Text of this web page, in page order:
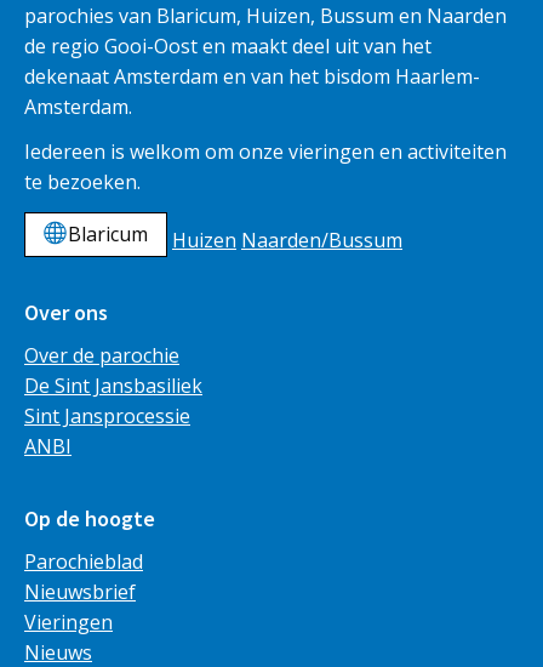
parochies van Blaricum, Huizen, Bussum en Naarden
de regio Gooi-Oost en maakt deel uit van het
dekenaat Amsterdam en van het bisdom Haarlem-
Amsterdam.
Iedereen is welkom om onze vieringen en activiteiten
te bezoeken.
Blaricum
Huizen Naarden/Bussum
Over ons
Over de parochie
De Sint Jansbasiliek
Sint Jansprocessie
ANBI
Op de hoogte
Parochieblad
Nieuwsbrief
Vieringen
Nieuws